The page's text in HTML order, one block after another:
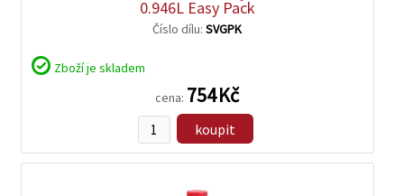
0.946L Easy Pack
cena: 754 Kč
Číslo dílu:SVGPK
koupit
Zboží je skladem